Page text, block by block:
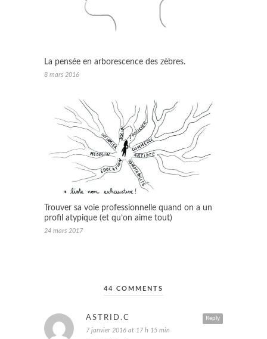
La pensée en arborescence des zèbres.
8 mars 2016
Trouver sa voie professionnelle quand on a un
profil atypique (et qu’on aime tout)
24 mars 2017
44 COMMENTS
Reply
ASTRID.C
7 janvier 2016 at 17 h 15 min